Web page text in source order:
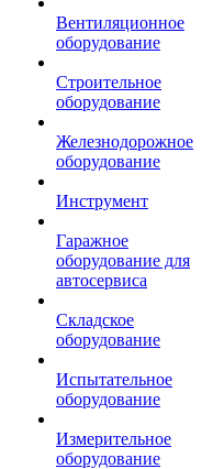
Вентиляционное
оборудование
Строительное
оборудование
Железнодорожное
оборудование
Инструмент
Гаражное
оборудование для
автосервиса
Складское
оборудование
Испытательное
оборудование
Измерительное
оборудование